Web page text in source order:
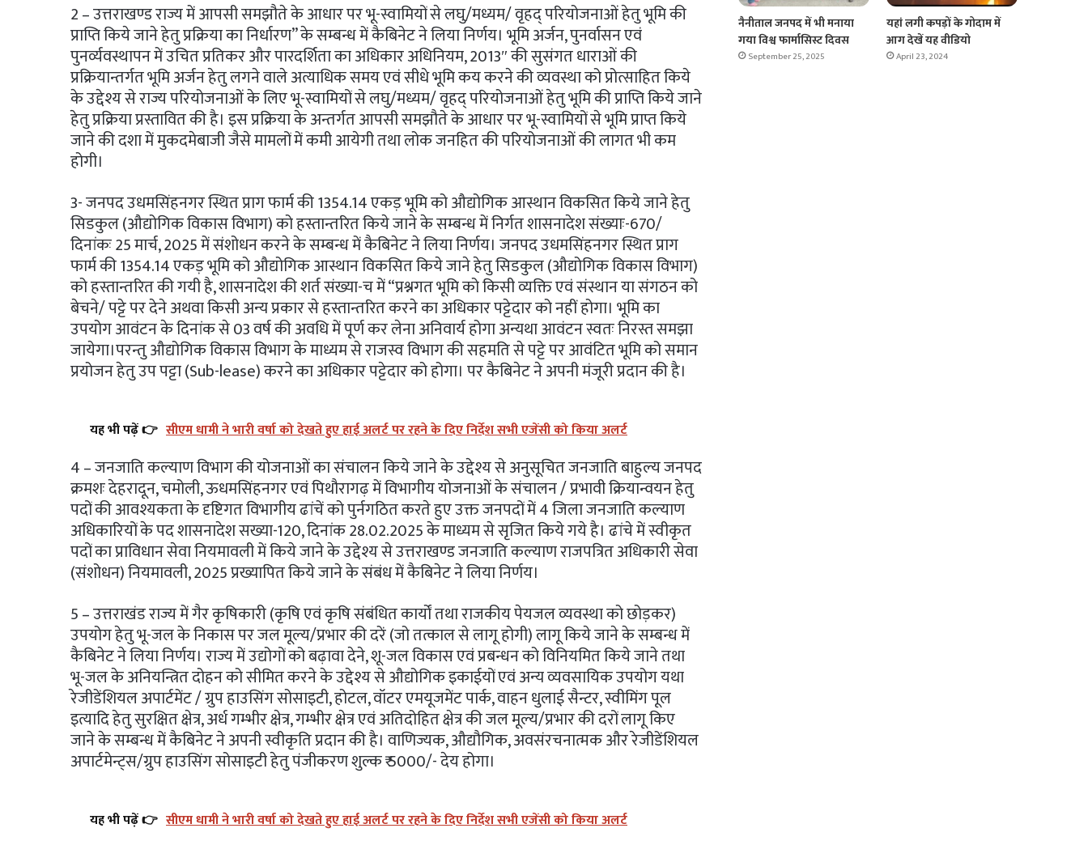
2 – उत्तराखण्ड राज्य में आपसी समझौते के आधार पर भू-स्वामियों से लघु/मध्यम/ वृहद् परियोजनाओं हेतु भूमि की
प्राप्ति किये जाने हेतु प्रक्रिया का निर्धारण” के सम्बन्ध में कैबिनेट ने लिया निर्णय। भूमि अर्जन, पुनर्वासन एवं
पुनर्व्यवस्थापन में उचित प्रतिकर और पारदर्शिता का अधिकार अधिनियम, 2013″ की सुसंगत धाराओं की
प्रक्रियान्तर्गत भूमि अर्जन हेतु लगने वाले अत्याधिक समय एवं सीधे भूमि कय करने की व्यवस्था को प्रोत्साहित किये
के उद्देश्य से राज्य परियोजनाओं के लिए भू-स्वामियों से लघु/मध्यम/ वृहद् परियोजनाओं हेतु भूमि की प्राप्ति किये जाने
हेतु प्रक्रिया प्रस्तावित की है। इस प्रक्रिया के अन्तर्गत आपसी समझौते के आधार पर भू-स्वामियों से भूमि प्राप्त किये
जाने की दशा में मुकदमेबाजी जैसे मामलों में कमी आयेगी तथा लोक जनहित की परियोजनाओं की लागत भी कम
होगी।
3- जनपद उधमसिंहनगर स्थित प्राग फार्म की 1354.14 एकड़ भूमि को औद्योगिक आस्थान विकसित किये जाने हेतु
सिडकुल (औद्योगिक विकास विभाग) को हस्तान्तरित किये जाने के सम्बन्ध में निर्गत शासनादेश संख्याः-670/
दिनांकः 25 मार्च, 2025 में संशोधन करने के सम्बन्ध में कैबिनेट ने लिया निर्णय। जनपद उधमसिंहनगर स्थित प्राग
फार्म की 1354.14 एकड़ भूमि को औद्योगिक आस्थान विकसित किये जाने हेतु सिडकुल (औद्योगिक विकास विभाग)
को हस्तान्तरित की गयी है, शासनादेश की शर्त संख्या-च में “प्रश्नगत भूमि को किसी व्यक्ति एवं संस्थान या संगठन को
बेचने/ पट्टे पर देने अथवा किसी अन्य प्रकार से हस्तान्तरित करने का अधिकार प‌ट्टेदार को नहीं होगा। भूमि का
उपयोग आवंटन के दिनांक से 03 वर्ष की अवधि में पूर्ण कर लेना अनिवार्य होगा अन्यथा आवंटन स्वतः निरस्त समझा
जायेगा।परन्तु औद्योगिक विकास विभाग के माध्यम से राजस्व विभाग की सहमति से पट्टे पर आवंटित भूमि को समान
प्रयोजन हेतु उप पट्टा (Sub-lease) करने का अधिकार पट्टेदार को होगा। पर कैबिनेट ने अपनी मंजूरी प्रदान की है।
यह भी पढ़ें 👉 सीएम धामी ने भारी वर्षा को देखते हुए हाई अलर्ट पर रहने के दिए निर्देश सभी एजेंसी को किया अलर्ट
4 – जनजाति कल्याण विभाग की योजनाओं का संचालन किये जाने के उद्देश्य से अनुसूचित जनजाति बाहुल्य जनपद
क्रमशः देहरादून, चमोली, ऊधमसिंहनगर एवं पिथौरागढ़ में विभागीय योजनाओं के संचालन / प्रभावी क्रियान्वयन हेतु
पदों की आवश्यकता के दृष्टिगत विभागीय ढांचें को पुर्नगठित करते हुए उक्त जनपदों में 4 जिला जनजाति कल्याण
अधिकारियों के पद शासनादेश सख्या-120, दिनांक 28.02.2025 के माध्यम से सृजित किये गये है। ढांचे में स्वीकृत
पदों का प्राविधान सेवा नियमावली में किये जाने के उद्देश्य से उत्तराखण्ड जनजाति कल्याण राजपत्रित अधिकारी सेवा
(संशोधन) नियमावली, 2025 प्रख्यापित किये जाने के संबंध में कैबिनेट ने लिया निर्णय।
5 – उत्तराखंड राज्य में गैर कृषिकारी (कृषि एवं कृषि संबंधित कार्यों तथा राजकीय पेयजल व्यवस्था को छोड़कर)
उपयोग हेतु भू-जल के निकास पर जल मूल्य/प्रभार की दरें (जो तत्काल से लागू होगी) लागू किये जाने के सम्बन्ध में
कैबिनेट ने लिया निर्णय। राज्य में उद्योगों को बढ़ावा देने, शू-जल विकास एवं प्रबन्धन को विनियमित किये जाने तथा
भू-जल के अनियन्त्रित दोहन को सीमित करने के उद्देश्य से औद्योगिक इकाईयों एवं अन्य व्यवसायिक उपयोग यथा
रेजीडेंशियल अपार्टमेंट / ग्रुप हाउसिंग सोसाइटी, होटल, वॉटर एमयूजमेंट पार्क, वाहन धुलाई सैन्टर, स्वीमिंग पूल
इत्यादि हेतु सुरक्षित क्षेत्र, अर्ध गम्भीर क्षेत्र, गम्भीर क्षेत्र एवं अतिदोहित क्षेत्र की जल मूल्य/प्रभार की दरों लागू किए
जाने के सम्बन्ध में कैबिनेट ने अपनी स्वीकृति प्रदान की है। वाणिज्यक, औद्यौगिक, अवसंरचनात्मक और रेजीडेंशियल
अपार्टमेन्ट्स/ग्रुप हाउसिंग सोसाइटी हेतु पंजीकरण शुल्क ₹ 5000/- देय होगा।
यह भी पढ़ें 👉 सीएम धामी ने भारी वर्षा को देखते हुए हाई अलर्ट पर रहने के दिए निर्देश सभी एजेंसी को किया अलर्ट
नैनीताल जनपद में भी मनाया
गया विश्व फार्मासिस्ट दिवस
September 25, 2025
यहां लगी कपड़ों के गोदाम में
आग देखें यह वीडियो
April 23, 2024